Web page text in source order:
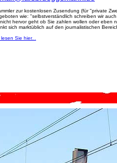
zur kostenlosen Zusendung (für "private
wie: "selbstverständlich schreiben wir
hervor geht ob Sie zahlen wollen oder
sich marktüblich auf den journalistischen
Sie hier...